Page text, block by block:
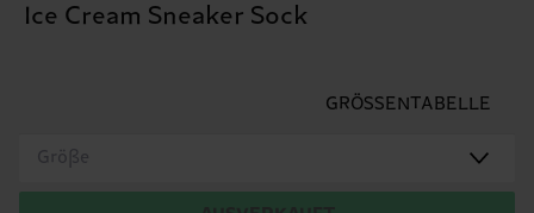
Ice Cream Sneaker Sock
GRÖSSENTABELLE
Größe